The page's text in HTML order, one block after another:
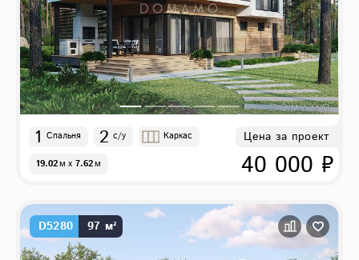
1 Спальня 2 с/у Каркас
19.02м x 7.62м
Цена за проект
40 000 ₽
D5280 97 м²